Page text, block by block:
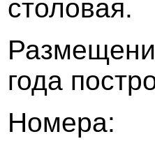
столовая.
года
Номера: